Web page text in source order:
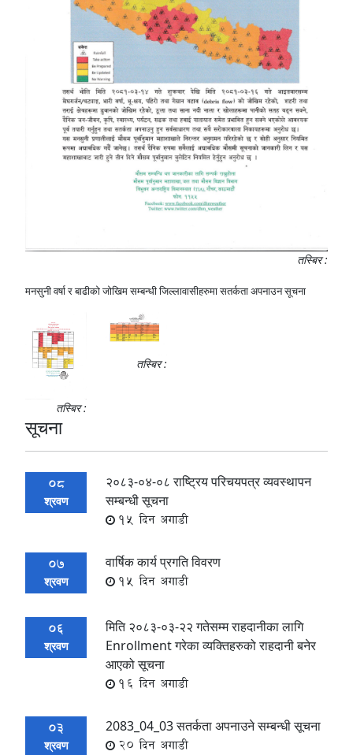
तस्बिर :
मनसुनी वर्षा र बाढीको जोखिम सम्बन्धी जिल्लावासीहरुमा सतर्कता अपनाउन सूचना
तस्बिर :
तस्बिर :
सूचना
08
श्रवण
२०८३-०४-०८ राष्ट्रिय परिचयपत्र व्यवस्थापन
सम्बन्धी सूचना
15 दिन अगाडी
07
श्रवण
वार्षिक कार्य प्रगति विवरण
15 दिन अगाडी
06
श्रवण
मिति २०८३-०३-२२ गतेसम्म राहदानीका लागि
Enrollment गरेका व्यक्तिहरुको राहदानी बनेर
आएको सूचना
16 दिन अगाडी
03
श्रवण
2083_04_03 सतर्कता अपनाउने सम्बन्धी सूचना
20 दिन अगाडी